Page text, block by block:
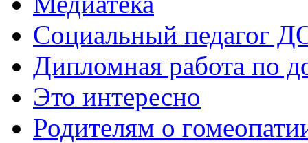
Социальный педагог
Дипломная работа по
Это интересно
Родителям о